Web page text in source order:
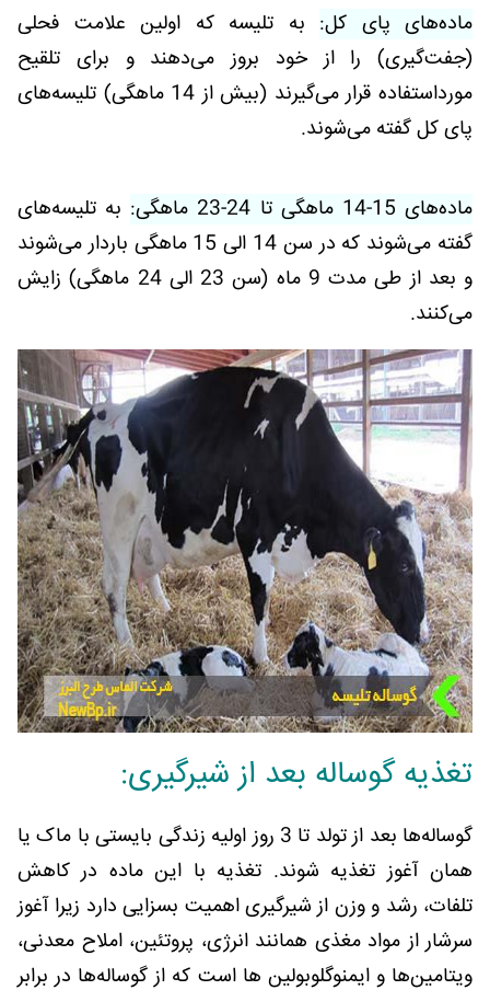
ماده‌های پای کل: به تلیسه که اولین علامت فحلی
(جفت‌گیری) را از خود بروز می‌دهند و برای تلقیح
مورداستفاده قرار می‌گیرند (بیش از 14 ماهگی) تلیسه‌های
پای کل گفته می‌شوند.
ماده‌های 15-14 ماهگی تا 24-23 ماهگی:
به تلیسه‌های
گفته می‌شوند که در سن 14 الی 15 ماهگی باردار می‌شوند
و بعد از طی مدت 9 ماه (سن 23 الی 24 ماهگی) زایش
می‌کنند.
تغذیه گوساله بعد از شیرگیری:
گوساله‌ها بعد از تولد تا 3 روز اولیه زندگی بایستی با ماک یا
همان آغوز تغذیه شوند. تغذیه با این ماده در کاهش
تلفات، رشد و وزن از شیرگیری اهمیت بسزایی دارد زیرا آغوز
سرشار از مواد مغذی همانند انرژی، پروتئین، املاح معدنی،
ویتامین‌ها و ایمنوگلوبولین ها است که از گوساله‌ها در برابر